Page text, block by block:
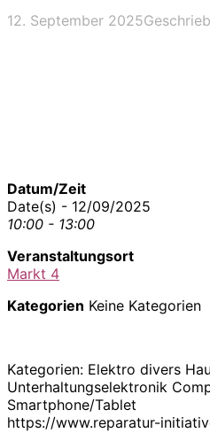
12. September 2025
Datum/Zeit
Date(s) - 12/09/2025
10:00 - 13:00
Veranstaltungsort
Markt 4
Kategorien Keine Kategorien
Kategorien: Elektro divers
Unterhaltungselektronik
Smartphone/Tablet
https://www.reparatur-